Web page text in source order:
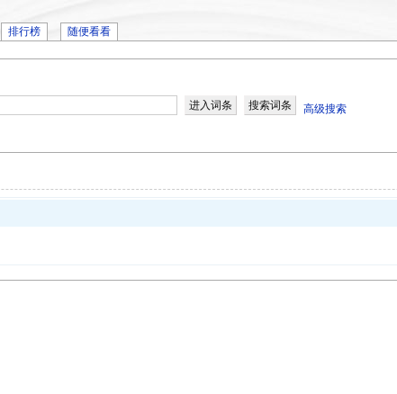
排行榜 随便看看
高级搜索